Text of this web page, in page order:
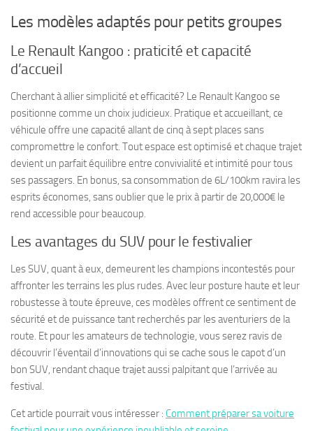
Les modèles adaptés pour petits groupes
Le Renault Kangoo : praticité et capacité
d’accueil
Cherchant à allier simplicité et efficacité? Le Renault Kangoo se
positionne comme un choix judicieux. Pratique et accueillant, ce
véhicule offre une capacité allant de cinq à sept places sans
compromettre le confort. Tout espace est optimisé et chaque trajet
devient un parfait équilibre entre convivialité et intimité pour tous
ses passagers. En bonus, sa consommation de 6L/100km ravira les
esprits économes, sans oublier que le prix à partir de 20,000€ le
rend accessible pour beaucoup.
Les avantages du SUV pour le festivalier
Les SUV, quant à eux, demeurent les champions incontestés pour
affronter les terrains les plus rudes. Avec leur posture haute et leur
robustesse à toute épreuve, ces modèles offrent ce sentiment de
sécurité et de puissance tant recherchés par les aventuriers de la
route. Et pour les amateurs de technologie, vous serez ravis de
découvrir l’éventail d’innovations qui se cache sous le capot d’un
bon SUV, rendant chaque trajet aussi palpitant que l’arrivée au
festival.
Cet article pourrait vous intéresser : Comment préparer sa voiture